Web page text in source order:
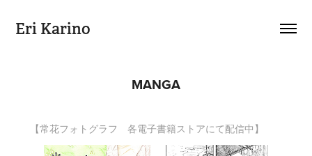
Eri Karino
MANGA
【常花フォトグラフ 各電子書籍ストアにて配信中】